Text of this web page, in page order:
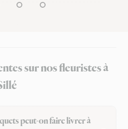
sur nos fleuristes à
peut-on faire livrer à